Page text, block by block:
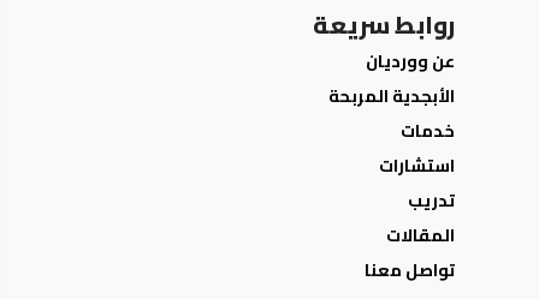
روابط سريعة
عن وورديان
الأبجدية المربحة
خدمات
استشارات
تدريب
المقالات
تواصل معنا